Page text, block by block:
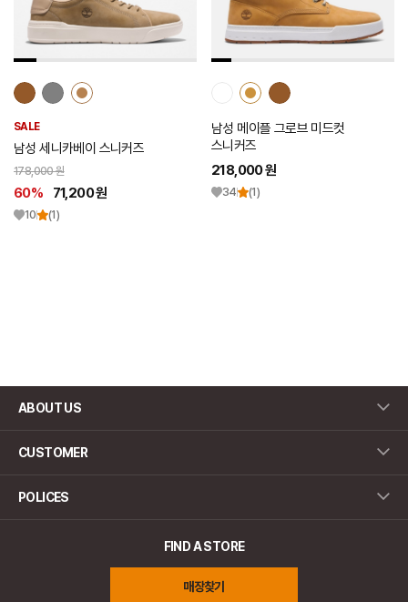
추
가
SALE
남성 세니카베이 스니커즈
178,000 원
60% 71,200 원
10 (1)
추
가
남성 메이플 그로브 미드컷
스니커즈
218,000 원
34 (1)
ABOUT US
CUSTOMER
POLICES
FIND A STORE
매장찾기